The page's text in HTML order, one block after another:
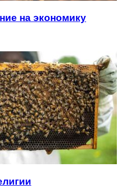
на экономику